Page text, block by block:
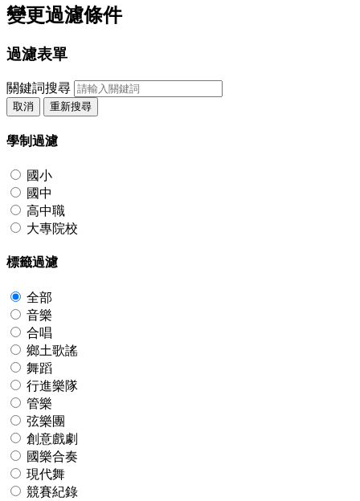
變更過濾條件
過濾表單
關鍵詞搜尋
取消 重新搜尋
學制過濾
國小
國中
高中職
大專院校
標籤過濾
全部
音樂
合唱
鄉土歌謠
舞蹈
行進樂隊
管樂
弦樂團
創意戲劇
國樂合奏
現代舞
競賽紀錄